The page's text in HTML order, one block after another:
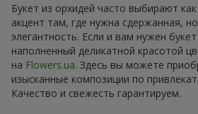
Букет из орхидей часто выбирают
акцент там, где нужна сдержанная,
элегантность. Если и вам нужен
наполненный деликатной красотой
на Flowers.ua. Здесь вы можете
изысканные композиции по
Качество и свежесть гарантируем.